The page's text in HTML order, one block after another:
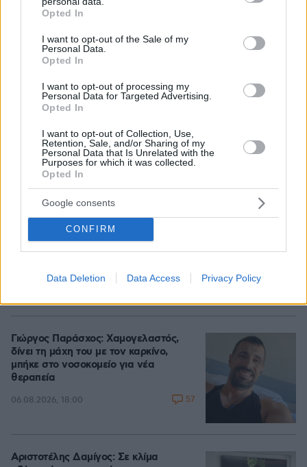
grant or deny consent to Google and its third-party tags to
use your data for below specified purposes in below Google
consent section.
Opted In
I want to opt-out of the Sale of my
Personal Data.
Opted In
I want to opt-out of processing my
Personal Data for Targeted Advertising.
Opted In
I want to opt-out of Collection, Use,
Retention, Sale, and/or Sharing of my
Personal Data that Is Unrelated with the
Purposes for which it was collected.
Opted In
Google consents
CONFIRM
Data Deletion Data Access Privacy Policy
Γιατί δεν έσωσα το κουτάβι: Ο ερευνητής που
κατέγραφε τη συμβίωση του μικρού σκυλιού με
αγέλη λύκων εξηγεί γιατί δεν επενέβη, όταν το
είδε άρρωστο
Πώς έγινε η τραγωδία με την νεκρή
μητέρα στα Μάλια: Βούτηξε για να
06.08.2026, 21:23 56
Γιώργος Παράσχος: Χαμογελαστός,
δίνει τη μάχη του με τον καρκίνο,
μπήκε στο νοσοκομείο για νέα
θεραπεία
06.08.2026, 18:00 57
Αριστοτέλης Δαμίγος: Σε κλίμα